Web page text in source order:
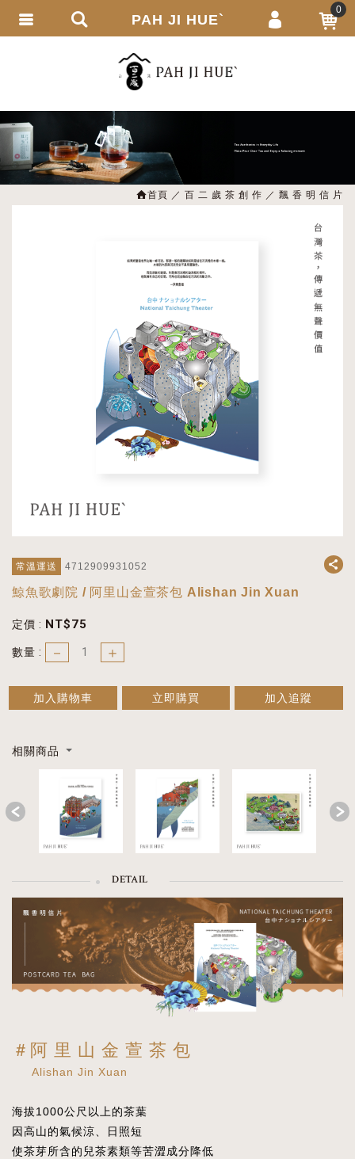
首頁 百 二 歲 茶 創 作 飄 香 明 信 片
常溫運送 4712909931052
鯨魚歌劇院 / 阿里山金萱茶包 Alishan Jin Xuan
定價 : NT$75
數量 : － ＋
加入購物車 立即購買 加入追蹤
相關商品
Previous
DETAIL
＃阿 里 山 金 萱 茶 包
Alishan Jin Xuan
海拔1000公尺以上的茶葉
因高山的氣候涼、日照短
使茶芽所含的兒茶素類等苦澀成分降低
PAH JI HUE`
0
會員註冊
忘記密碼
追蹤清單
匯款通知